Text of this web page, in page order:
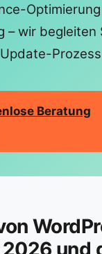
– wir begleiten
Beratung
und